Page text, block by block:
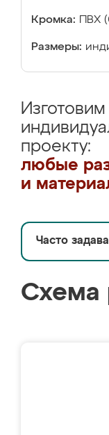
Кромка: ПВХ
Размеры:
проекту:
любые
и
Часто
Схема